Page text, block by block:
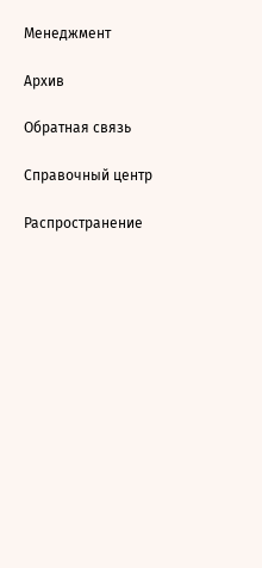
Менеджмент
Архив
Обратная связь
Справочный центр
Распространение